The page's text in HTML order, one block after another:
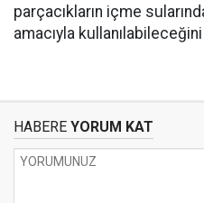
parçacıkların içme
amacıyla
HABERE YORUM KAT